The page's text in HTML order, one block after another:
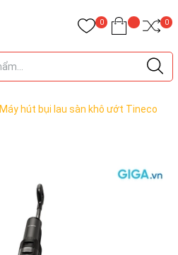
0 0
Máy hút bụi lau sàn khô ướt Tineco